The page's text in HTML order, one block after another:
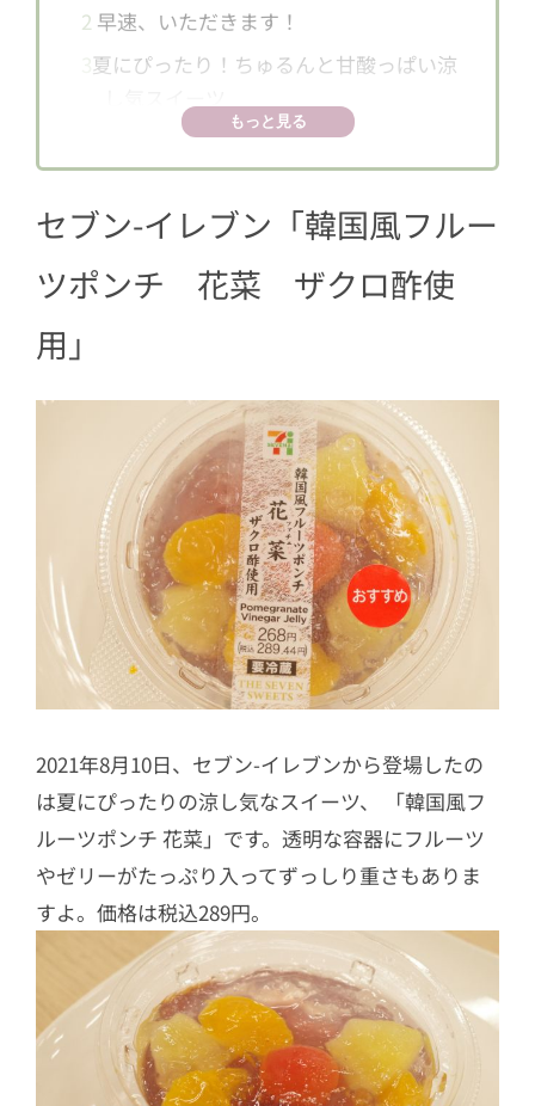
2 早速、いただきます！
夏にぴったり！ちゅるんと甘酸っぱい涼
もっと見る
セブン-イレブン「韓国風フルー
ツポンチ 花菜 ザクロ酢使
用 」
2021年8月10日、セブン-イレブンから登場したの
は夏にぴったりの涼し気なスイーツ、 「韓国風フ
ルーツポンチ 花菜」です。透明な容器にフルーツ
やゼリーがたっぷり入ってずっしり重さもありま
すよ。価格は税込289円。